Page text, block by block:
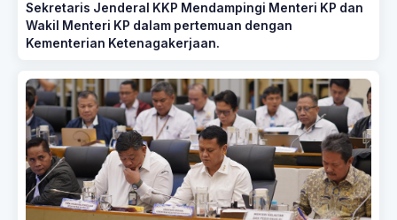
Sekretaris Jenderal KKP Mendampingi Menteri KP dan
Wakil Menteri KP dalam pertemuan dengan
Kementerian Ketenagakerjaan.